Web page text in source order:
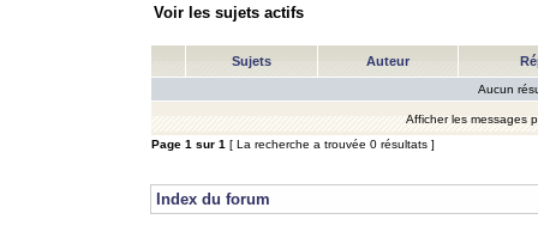
Voir les sujets actifs
Sujets Auteur
Aucun
Afficher les messages
Page 1 sur 1 [ La recherche a trouvée 0 résultats ]
Index du forum